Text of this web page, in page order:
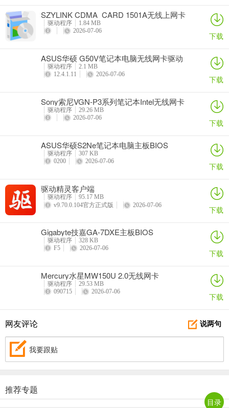
SZYLINK CDMA_CARD 1501A无线上网卡
驱动程序
1.84 MB
2026-07-06
下载
ASUS华硕 G50V笔记本电脑无线网卡驱动
驱动程序
2.1 MB
12.4.1.11
2026-07-06 下载
Sony索尼VGN-P3系列笔记本Intel无线网卡
驱动
驱动程序
29.26 MB
2026-07-06
下载
ASUS华硕S2Ne笔记本电脑主板BIOS
驱动程序
307 KB
0200
2026-07-06 下载
驱动精灵客户端
驱动程序
95.17 MB
v9.70.0.104官方正式版
2026-07-06 下载
Gigabyte技嘉GA-7DXE主板BIOS
驱动程序
328 KB
F5
2026-07-06 下载
Mercury水星MW150U 2.0无线网卡
驱动程序
29.53 MB
090715
2026-07-06 下载
说两句
网友评论
我要跟贴
推荐专题
目录